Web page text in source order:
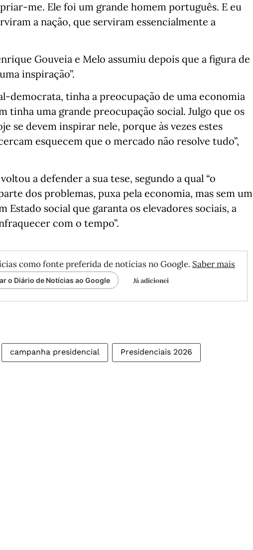
me. Ele foi um grande homem português. E eu
a nação, que serviram essencialmente a
Gouveia e Melo assumiu depois que a figura de
inspiração”.
democrata, tinha a preocupação de uma economia
tinha uma grande preocupação social. Julgo que os
se devem inspirar nele, porque às vezes estes
esquecem que o mercado não resolve tudo”,
a defender a sua tese, segundo a qual “o
dos problemas, puxa pela economia, mas sem um
Estado social que garanta os elevadores sociais, a
com o tempo”.
como fonte preferida de notícias no Google. Saber mais
o Diário de Notícias ao Google Já adicionei
campanha presidencial Presidenciais 2026